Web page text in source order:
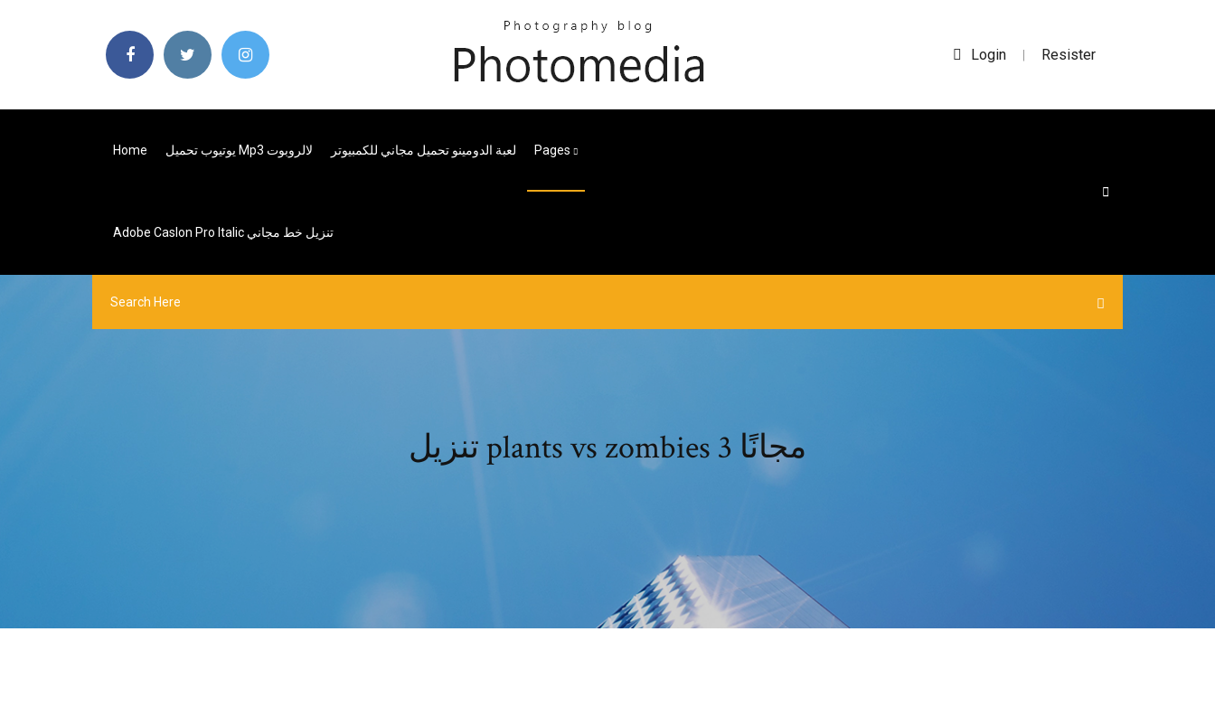
Login | Resister
Home يوتيوب تحميل Mp3 لالروبوت لعبة الدومينو تحميل مجاني للكمبيوتر Pages
Adobe Caslon Pro Italic تنزيل خط مجاني
تنزيل plants vs zombies 3 مجانًا